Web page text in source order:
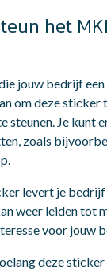
het
jouw bedrijf
om deze sticker
steunen. Je kunt
zoals
levert je bedrijf
weer leiden tot
voor jouw
deze